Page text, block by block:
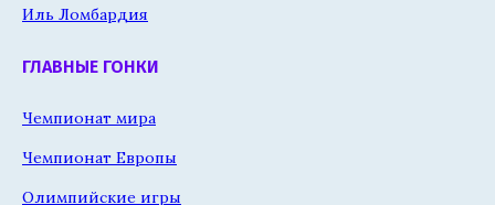
Иль Ломбардия
ГЛАВНЫЕ ГОНКИ
Чемпионат мира
Чемпионат Европы
Олимпийские игры